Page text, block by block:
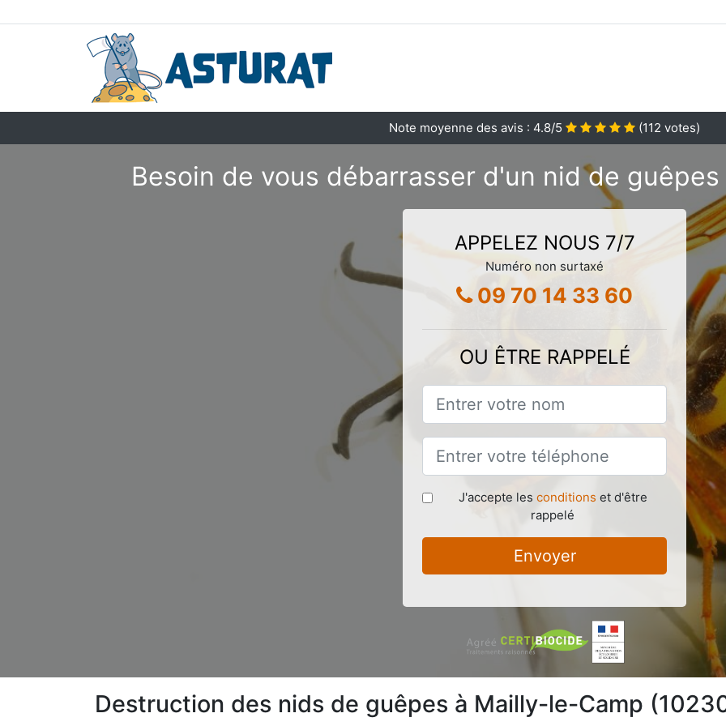
Note moyenne des avis : 4.8/5 (112 votes)
Besoin de vous débarrasser d'un nid de
APPELEZ NOUS 7/7
Numéro non surtaxé
09 70 14 33 60
OU ÊTRE RAPPELÉ
J'accepte les conditions et d'être
rappelé
Envoyer
Destruction des nids de guêpes à Mailly-le-Camp